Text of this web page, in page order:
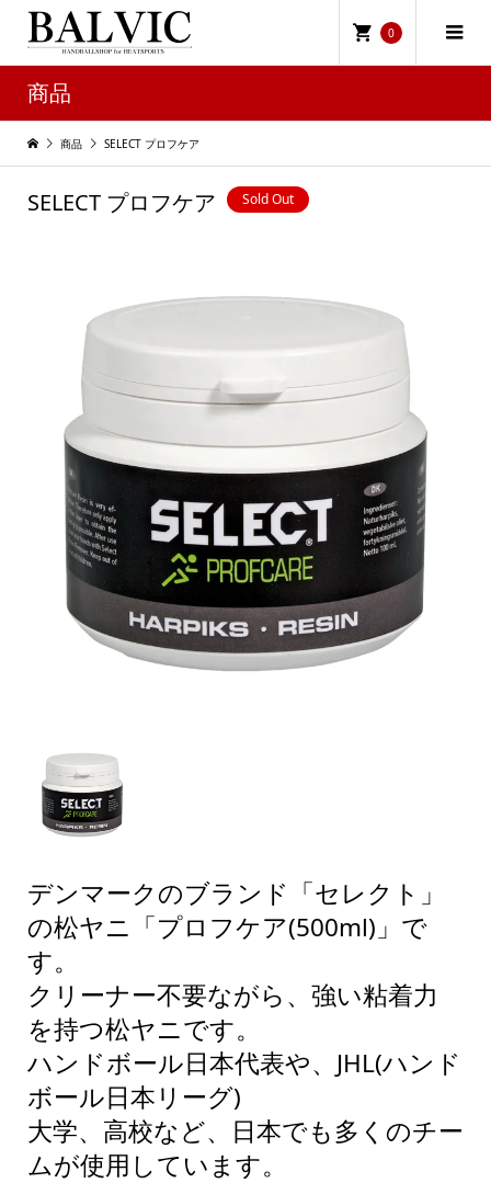
0
商品
商品 SELECT プロフケア
SELECT プロフケア Sold Out
デンマークのブランド「セレクト」
の松ヤニ「プロフケア(500ml)」で
す。
クリーナー不要ながら、強い粘着力
を持つ松ヤニです。
ハンドボール日本代表や、JHL(ハンド
ボール日本リーグ)
大学、高校など、日本でも多くのチー
ムが使用しています。